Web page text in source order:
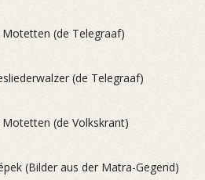
Motetten (de Telegraaf)
(de Telegraaf)
Motetten (de Volkskrant)
(Bilder aus der Matra-Gegend)